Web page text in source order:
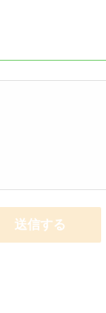
送信する